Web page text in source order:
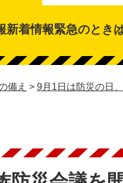
タ
検
索
新着情報緊急のとき
備え > 9月1日は防災の日